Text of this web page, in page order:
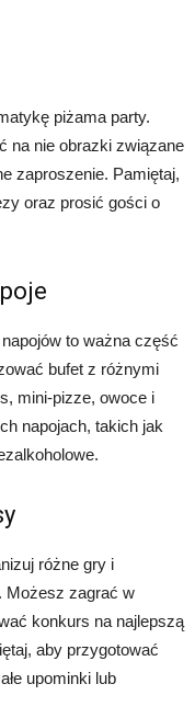
piżama party.
na nie obrazki związane
zaproszenie. Pamiętaj,
oraz prosić gości o
to ważna część
bufet z różnymi
mini-pizze, owoce i
napojach, takich jak
różne gry i
Możesz zagrać w
konkurs na najlepszą
aby przygotować
upominki lub